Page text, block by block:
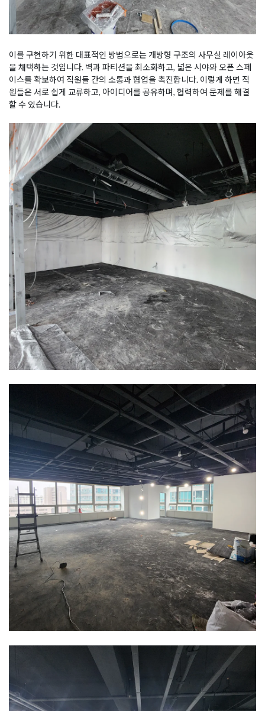
이를 구현하기 위한 대표적인 방법으로는 개방형 구조의 사무실 레이아웃
을 채택하는 것입니다. 벽과 파티션을 최소화하고, 넓은 시야와 오픈 스페
이스를 확보하여 직원들 간의 소통과 협업을 촉진합니다. 이렇게 하면 직
원들은 서로 쉽게 교류하고, 아이디어를 공유하며, 협력하여 문제를 해결
할 수 있습니다.